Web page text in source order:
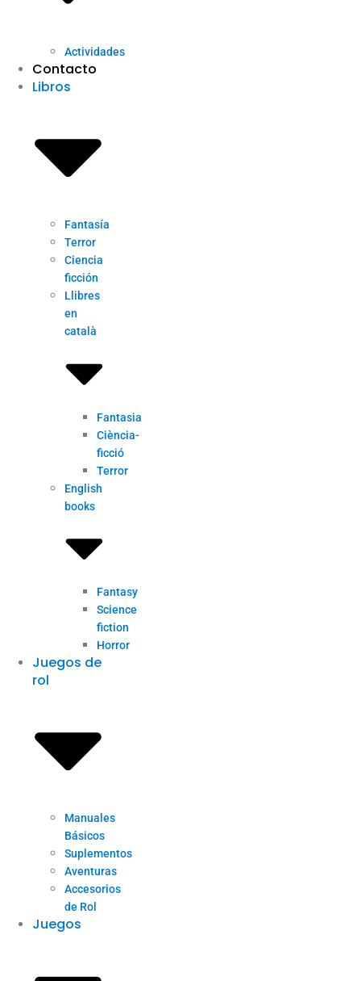
Actividades
Contacto
Libros
Fantasía
Terror
Ciencia
ficción
Llibres
en
català
Fantasia
Ciència-
ficció
Terror
English
books
Fantasy
Science
fiction
Horror
Juegos de
rol
Manuales
Básicos
Suplementos
Aventuras
Accesorios
de Rol
Juegos